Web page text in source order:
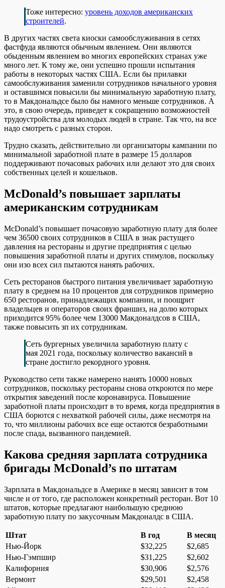
Тоже интересно: уровень доходов американских
строителей.
В других частях света киоски самообслуживания в сетях
фастфуда являются обычным явлением. Они являются
обыденным явлением во многих европейских странах уже
много лет. К тому же, они успешно прошли испытания
работы в некоторых частях США. Если бы прилавки
самообслуживания заменили сотрудников начального уровня
и оставшимся повысили бы минимальную заработную плату,
то в Макдональдсе было бы намного меньше сотрудников. А
это, в свою очередь, приведет к сокращению возможностей
трудоустройства для молодых людей в стране. Так что, на все
надо смотреть с разных сторон.
Трудно сказать, действительно ли организаторы кампании по
минимальной заработной плате в размере 15 долларов
поддерживают почасовых рабочих или делают это для своих
собственных целей и кошельков.
McDonald’s повышает зарплаты
американским сотрудникам
McDonald’s повышает почасовую заработную плату для более
чем 36500 своих сотрудников в США в знак растущего
давления на рестораны и другие предприятия с целью
повышения заработной платы и других стимулов, поскольку
они изо всех сил пытаются нанять рабочих.
Сеть ресторанов быстрого питания увеличивает заработную
плату в среднем на 10 процентов для сотрудников примерно
650 ресторанов, принадлежащих компании, и поощрит
владельцев и операторов своих франшиз, на долю которых
приходится 95% более чем 13000 Макдоналдсов в США,
также повысить зп их сотрудникам.
Сеть бургерных увеличила заработную плату с
мая 2021 года, поскольку количество вакансий в
стране достигло рекордного уровня.
Руководство сети также намерено нанять 10000 новых
сотрудников, поскольку рестораны снова откроются по мере
открытия заведений после коронавируса. Повышение
заработной платы происходит в то время, когда предприятия в
США борются с нехваткой рабочей силы, даже несмотря на
то, что миллионы рабочих все еще остаются безработными
после спада, вызванного пандемией.
Какова средняя зарплата сотрудника
бригады McDonald’s по штатам
Зарплата в Макдональдсе в Америке в месяц зависит в том
числе и от того, где расположен конкретный ресторан. Вот 10
штатов, которые предлагают наибольшую среднюю
заработную плату по закусочным Макдоналдс в США.
Штат В год
В месяц
Нью-Йорк
$32,225
$2,685
Нью-Гэмпшир
$31,225
$2,602
Калифорния
$30,906
$2,576
Вермонт
$29,501
$2,458